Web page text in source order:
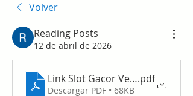
Volver
Reading Posts
12 de abril de 2026
Link Slot Gacor Vegas88 –
.pdf
Descargar PDF • 68KB